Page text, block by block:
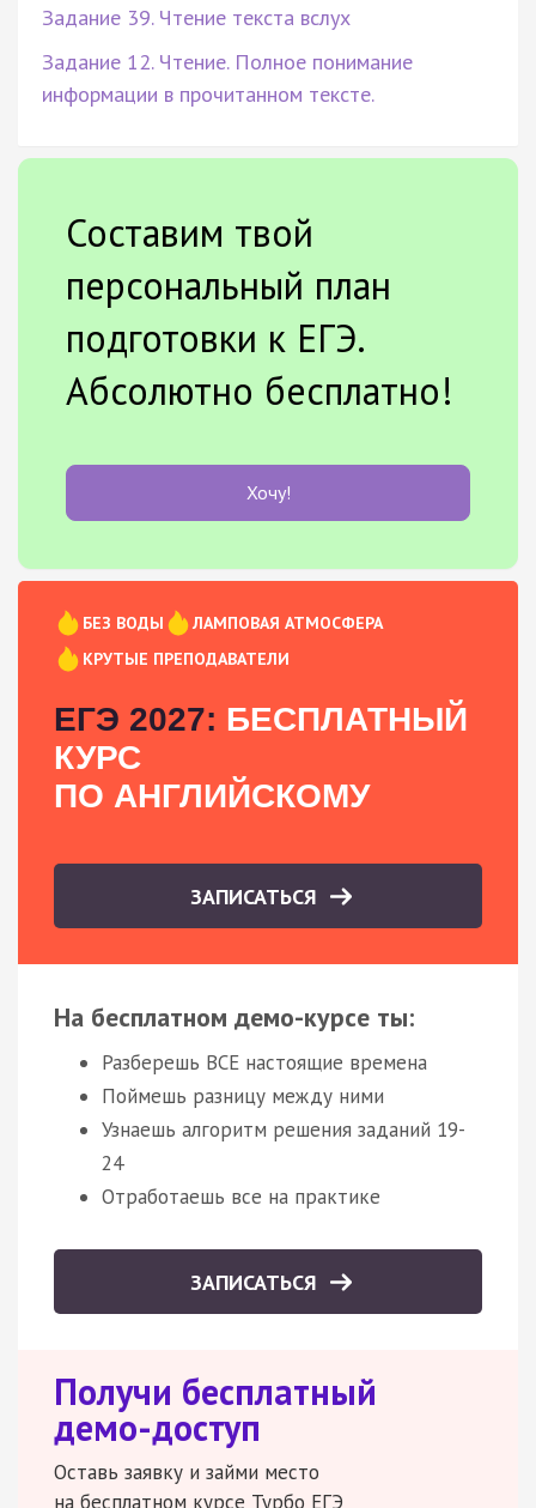
Задание 39. Чтение текста вслух
Задание 12. Чтение. Полное понимание
информации в прочитанном тексте.
Составим твой
персональный план
подготовки к ЕГЭ.
Абсолютно бесплатно!
Хочу!
БЕЗ ВОДЫ
ЛАМПОВАЯ АТМОСФЕРА
КРУТЫЕ ПРЕПОДАВАТЕЛИ
ЕГЭ 2027: БЕСПЛАТНЫЙ
КУРС
ПО АНГЛИЙСКОМУ
ЗАПИСАТЬСЯ
На бесплатном демо-курсе ты:
Разберешь ВСЕ настоящие времена
Поймешь разницу между ними
Узнаешь алгоритм решения заданий 19-
24
Отработаешь все на практике
ЗАПИСАТЬСЯ
Получи бесплатный
демо-доступ
Оставь заявку и займи место
на бесплатном курсе Турбо ЕГЭ